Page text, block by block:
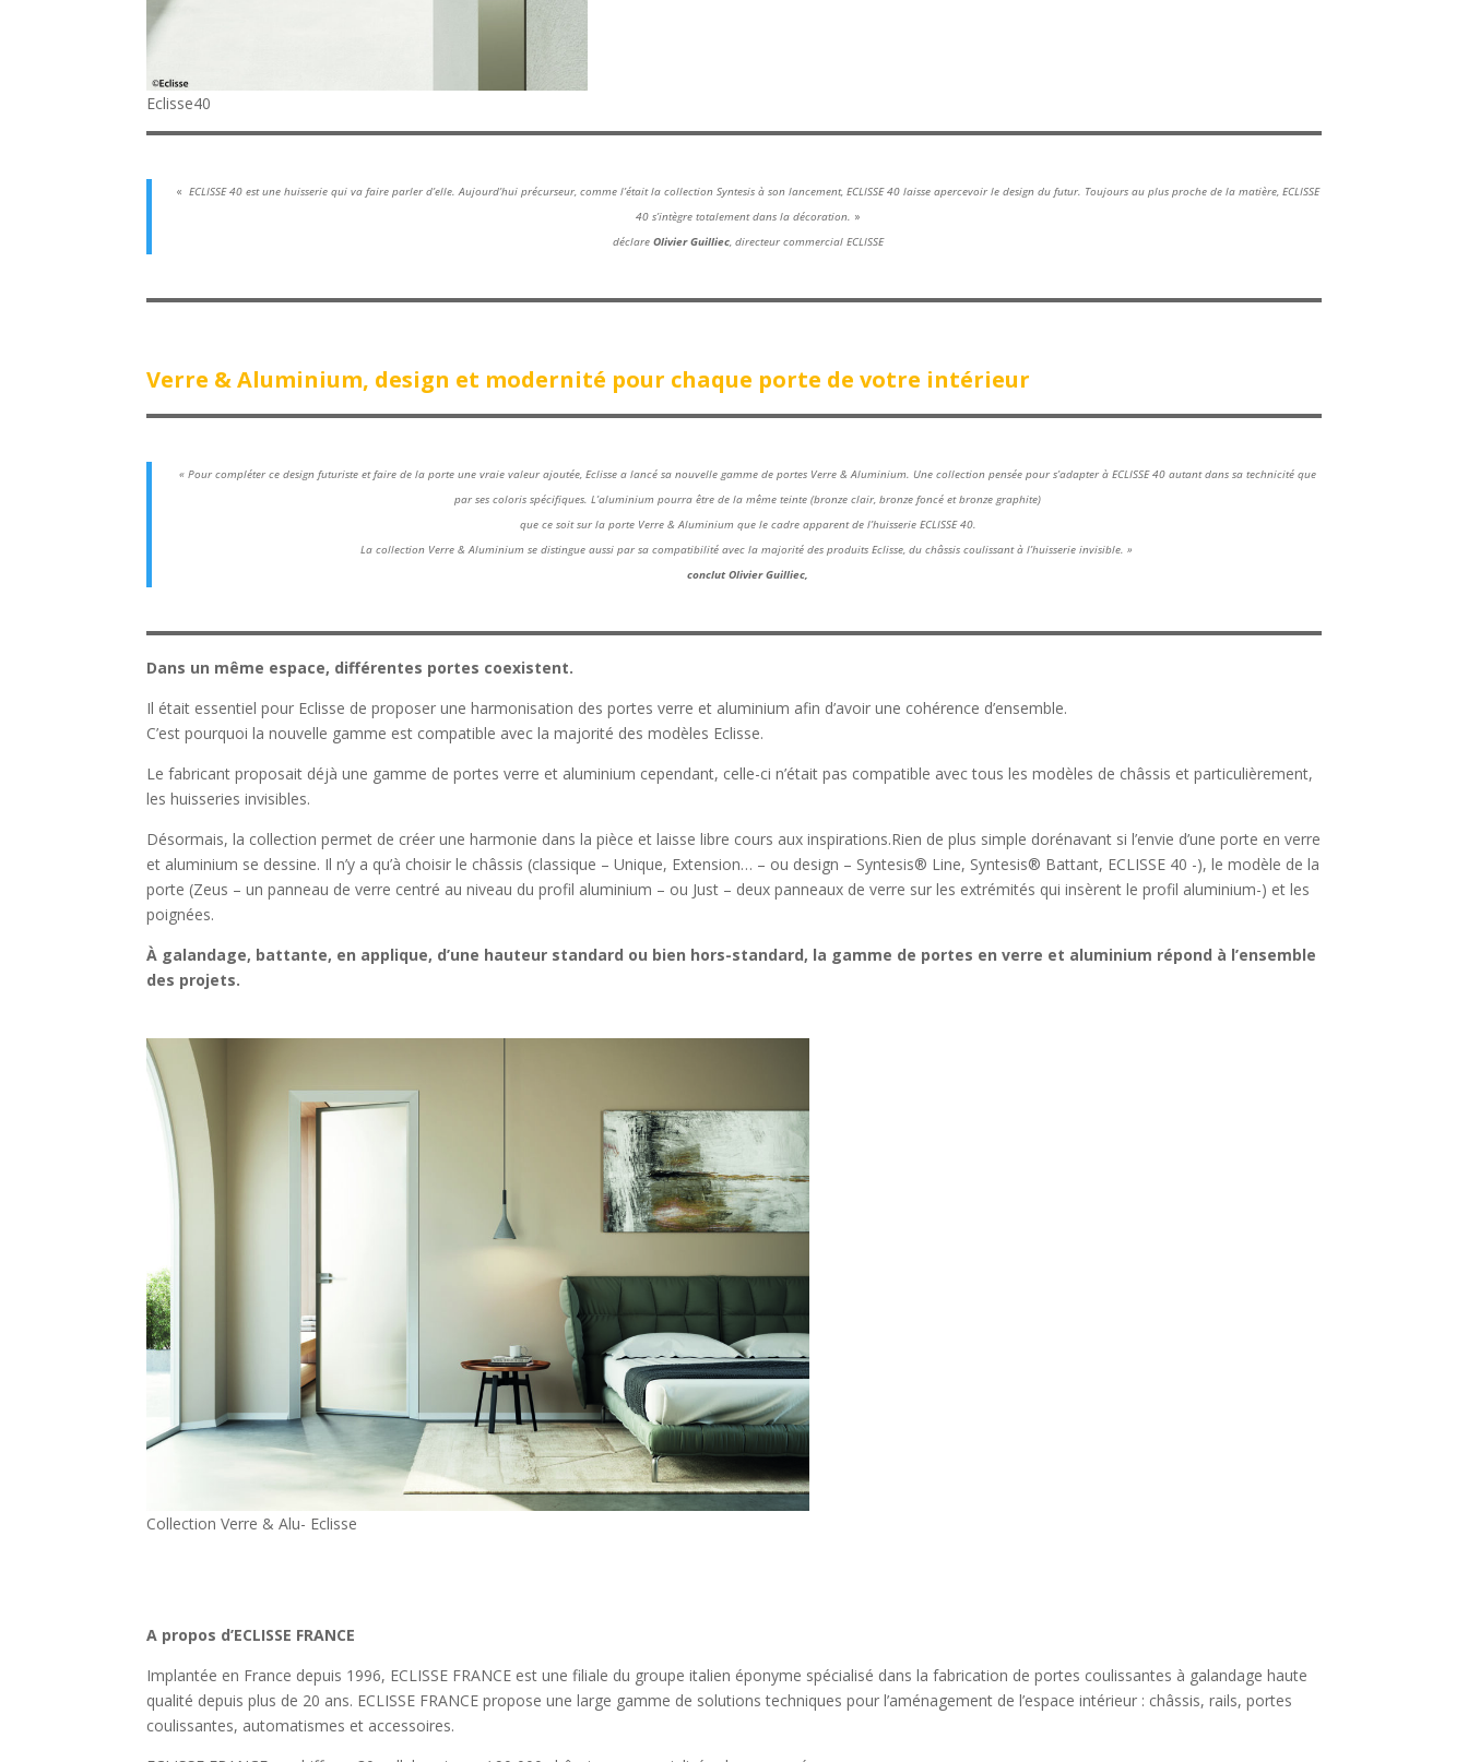
Eclisse40
« ECLISSE 40 est une huisserie qui va faire parler d’elle. Aujourd’hui précurseur, comme l’était la collection Syntesis à son lancement, ECLISSE 40 laisse apercevoir le design du futur. Toujours au plus proche de la matière, ECLISSE
40 s’intègre totalement dans la décoration. »
déclare Olivier Guilliec, directeur commercial ECLISSE
Verre & Aluminium, design et modernité pour chaque porte de votre intérieur
« Pour compléter ce design futuriste et faire de la porte une vraie valeur ajoutée, Eclisse a lancé sa nouvelle gamme de portes Verre & Aluminium. Une collection pensée pour s’adapter à ECLISSE 40 autant dans sa technicité que
par ses coloris spécifiques. L’aluminium pourra être de la même teinte (bronze clair, bronze foncé et bronze graphite)
que ce soit sur la porte Verre & Aluminium que le cadre apparent de l’huisserie ECLISSE 40.
La collection Verre & Aluminium se distingue aussi par sa compatibilité avec la majorité des produits Eclisse, du châssis coulissant à l’huisserie invisible. »
conclut Olivier Guilliec,
Dans un même espace, différentes portes coexistent.
Il était essentiel pour Eclisse de proposer une harmonisation des portes verre et aluminium afin d’avoir une cohérence d’ensemble.
C’est pourquoi la nouvelle gamme est compatible avec la majorité des modèles Eclisse.
Le fabricant proposait déjà une gamme de portes verre et aluminium cependant, celle-ci n’était pas compatible avec tous les modèles de châssis et particulièrement,
les huisseries invisibles.
Désormais, la collection permet de créer une harmonie dans la pièce et laisse libre cours aux inspirations.Rien de plus simple dorénavant si l’envie d’une porte en verre
et aluminium se dessine. Il n’y a qu’à choisir le châssis (classique – Unique, Extension… – ou design – Syntesis® Line, Syntesis® Battant, ECLISSE 40 -), le modèle de la
porte (Zeus – un panneau de verre centré au niveau du profil aluminium – ou Just – deux panneaux de verre sur les extrémités qui insèrent le profil aluminium-) et les
poignées.
À galandage, battante, en applique, d’une hauteur standard ou bien hors-standard, la gamme de portes en verre et aluminium répond à l’ensemble
des projets.
Collection Verre & Alu- Eclisse
A propos d’ECLISSE FRANCE
Implantée en France depuis 1996, ECLISSE FRANCE est une filiale du groupe italien éponyme spécialisé dans la fabrication de portes coulissantes à galandage haute
qualité depuis plus de 20 ans. ECLISSE FRANCE propose une large gamme de solutions techniques pour l’aménagement de l’espace intérieur : châssis, rails, portes
coulissantes, automatismes et accessoires.